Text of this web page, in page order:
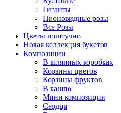
Гиганты
Пионовидные розы
Все Розы
Цветы поштучно
Новая коллекция букетов
Композиции
В шляпных коробках
Корзины цветов
Корзины фруктов
В кашпо
Мини композиции
Сердца